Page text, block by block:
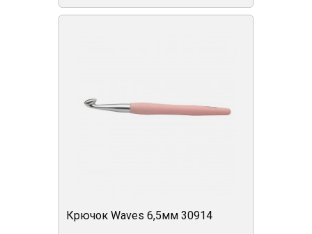
Крючок Waves 6,5мм 30914